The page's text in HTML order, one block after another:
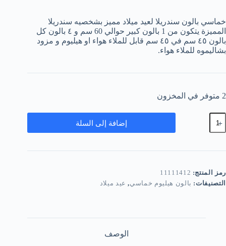
خماسي بالون سندريلا لعيد ميلاد مميز بشخصيه سندريلا
المميزة يتكون من 1 بالون كبير حوالي 60 سم و ٤ بالون كل
بالون ٤٥ سم في ٤٥ سم قابل للملاء هواء او هيليوم و مزود
بشاليموه للملاء هواء.
2 متوفر في المخزون
كمية
خماسي
بالون
إضافة إلى السلة
رمز المنتج: 11111412
التصنيفات: بالون هيليوم خماسي, عيد ميلاد
الوصف